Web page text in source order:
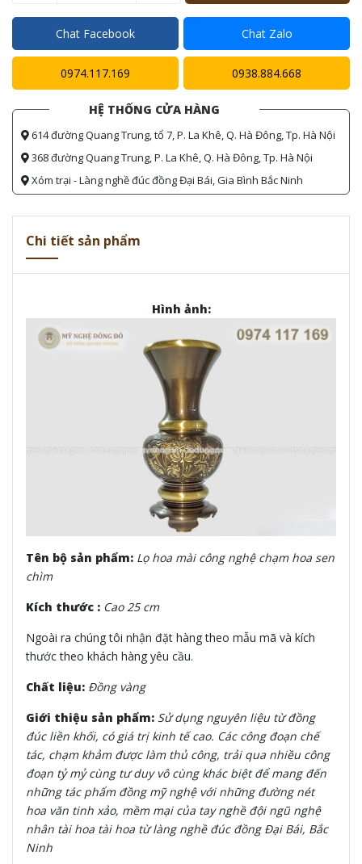
Chat Facebook Chat Zalo
0974.117.169 0938.884.668
HỆ THỐNG CỬA HÀNG
614 đường Quang Trung, tổ 7, P. La Khê, Q. Hà Đông, Tp. Hà Nội
368 đường Quang Trung, P. La Khê, Q. Hà Đông, Tp. Hà Nội
Xóm trại - Làng nghề đúc đồng Đại Bái, Gia Bình Bắc Ninh
Chi tiết sản phẩm
Hình ảnh:
Tên bộ sản phẩm: Lọ hoa mài công nghệ chạm hoa sen
chìm
Kích thước : Cao 25 cm
Ngoài ra chúng tôi nhận đặt hàng theo mẫu mã và kích
thước theo khách hàng yêu cầu.
Chất liệu: Đồng vàng
Giới thiệu sản phẩm: Sử dụng nguyên liệu từ đồng
đúc liền khối, có giá trị kinh tế cao. Các công đoạn chế
tác, chạm khảm được làm thủ công, trải qua nhiều công
đoạn tỷ mỷ cùng tư duy vô cùng khác biệt để mang đến
những tác phẩm đồng mỹ nghệ với những đường nét
hoa văn tinh xảo, mềm mại của tay nghề đội ngũ nghệ
nhân tài hoa tài hoa từ làng nghề đúc đồng Đại Bái, Bắc
Ninh